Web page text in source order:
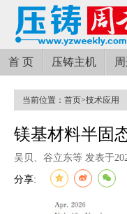
首 页 压铸主机
当前位置： 首页>技术应用
镁基材料半固
吴贝、谷立东等 发表于
分享: